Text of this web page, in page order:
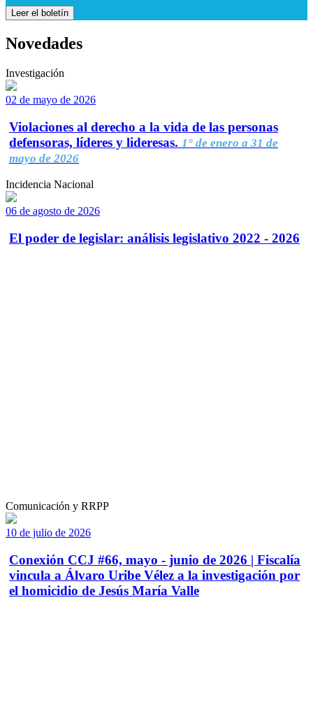
Leer el boletín
Novedades
Investigación
02 de mayo de 2026
Violaciones al derecho a la vida de las personas
defensoras, líderes y lideresas. 1° de enero a 31 de
mayo de 2026
Incidencia Nacional
06 de agosto de 2026
El poder de legislar: análisis legislativo 2022 - 2026
Comunicación y RRPP
10 de julio de 2026
Conexión CCJ #66, mayo - junio de 2026 | Fiscalía
vincula a Álvaro Uribe Vélez a la investigación por
el homicidio de Jesús María Valle